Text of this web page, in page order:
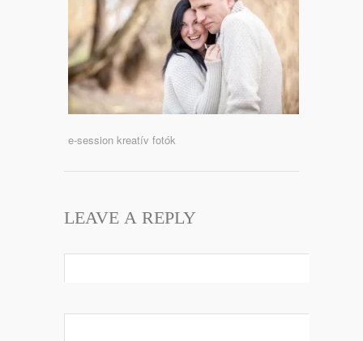
e-session kreatív fotók
LEAVE A REPLY